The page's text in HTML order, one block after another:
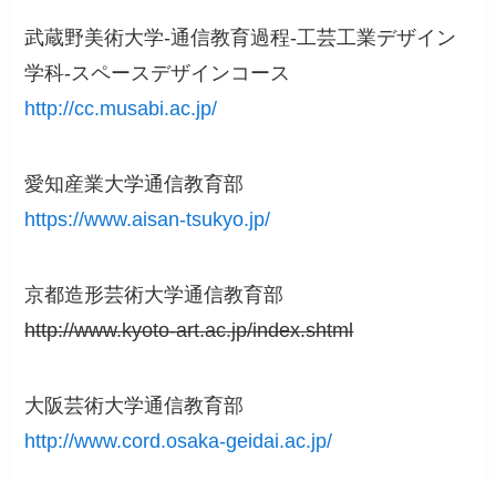
武蔵野美術大学-通信教育過程-工芸工業デザイン
学科-スペースデザインコース
http://cc.musabi.ac.jp/
愛知産業大学通信教育部
https://www.aisan-tsukyo.jp/
京都造形芸術大学通信教育部
http://www.kyoto-art.ac.jp/index.shtml
大阪芸術大学通信教育部
http://www.cord.osaka-geidai.ac.jp/